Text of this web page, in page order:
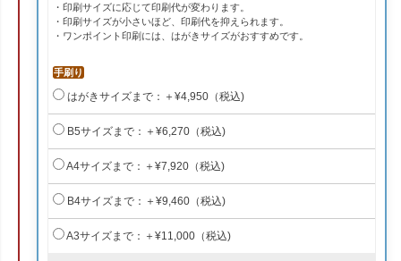
・印刷サイズに応じて印刷代が変わります。
・印刷サイズが小さいほど、印刷代を抑えられます。
・ワンポイント印刷には、はがきサイズがおすすめです。
手刷り
はがきサイズまで：＋¥4,950（税込)
B5サイズまで：＋¥6,270（税込)
A4サイズまで：＋¥7,920（税込)
B4サイズまで：＋¥9,460（税込)
A3サイズまで：＋¥11,000（税込)